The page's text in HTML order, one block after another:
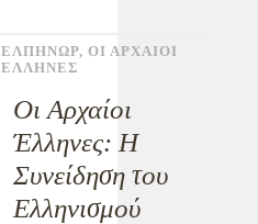
ΕΛΠΗΝΩΡ, ΟΙ ΑΡΧΑΙΟΙ
ΕΛΛΗΝΕΣ
Οι Αρχαίοι
Έλληνες: Η
Συνείδηση του
Ελληνισμού